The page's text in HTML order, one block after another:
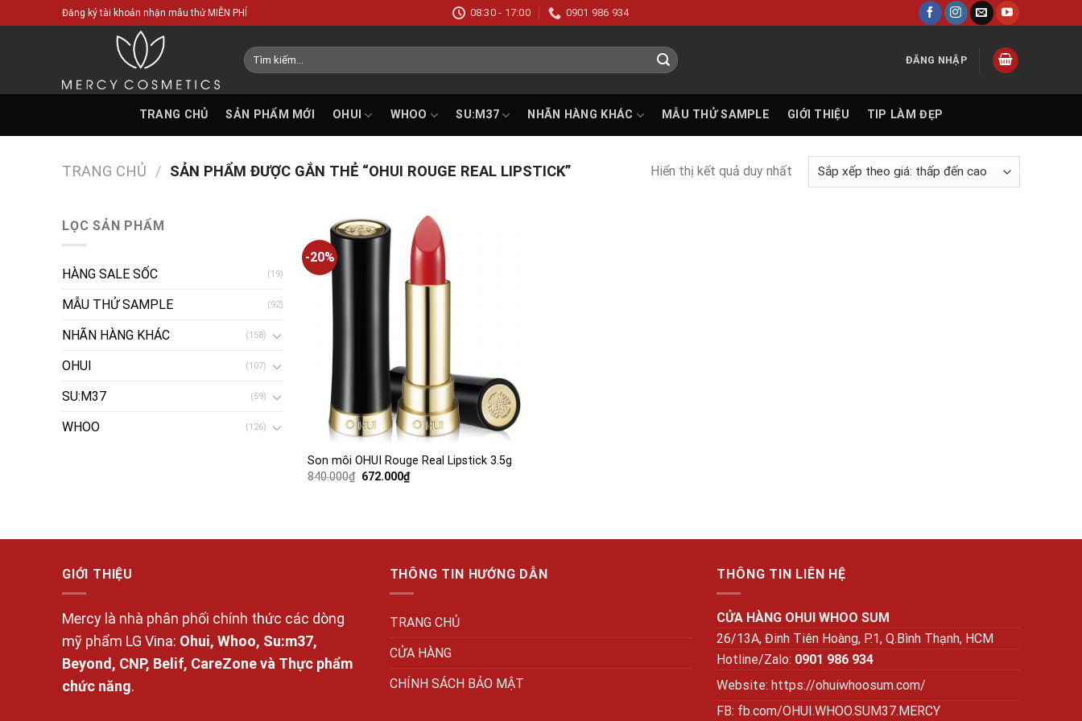
to
Đăng ký tài khoản nhận mẫu thử MIỄN PHÍ 08:30 - 17:00 0901 986 934
Tìm
kiếm:
ĐĂNG NHẬP
TRANG CHỦ SẢN PHẨM MỚI OHUI WHOO SU:M37 NHÃN HÀNG KHÁC MẪU THỬ SAMPLE GIỚI THIỆU TIP LÀM ĐẸP
TRANG CHỦ / SẢN PHẨM ĐƯỢC GẮN THẺ “OHUI ROUGE REAL LIPSTICK” Hiển thị kết quả duy nhất
LỌC SẢN PHẨM
HÀNG SALE SỐC (19)
MẪU THỬ SAMPLE (92)
NHÃN HÀNG KHÁC (158)
OHUI (107)
SU:M37 (59)
WHOO (126)
-20%
Son môi OHUI Rouge Real Lipstick 3.5g
840.000₫ Giá
672.000₫Giá
hiện
GIỚI THIỆU
Mercy là nhà phân phối chính thức các dòng
mỹ phẩm LG Vina: Ohui, Whoo, Su:m37,
Beyond, CNP, Belif, CareZone và Thực phẩm
chức năng.
THÔNG TIN HƯỚNG DẪN
TRANG CHỦ
CỬA HÀNG
CHÍNH SÁCH BẢO MẬT
THÔNG TIN LIÊN HỆ
CỬA HÀNG OHUI WHOO SUM
26/13A, Đinh Tiên Hoàng, P.1, Q.Bình Thạnh, HCM
Hotline/Zalo: 0901 986 934
Website: https://ohuiwhoosum.com/
FB: fb.com/OHUI.WHOO.SUM37.MERCY